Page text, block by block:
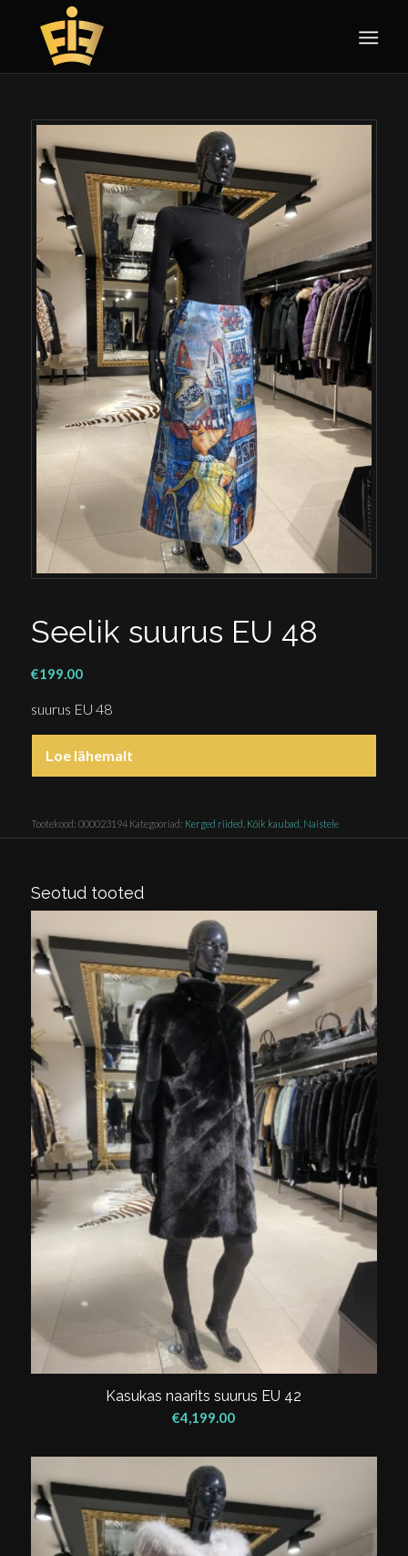
Seelik suurus EU 48
€199.00
suurus EU 48
Loe lähemalt
Tootekood: 000023194 Kategooriad: Kerged riided Kõik kaubad Naistele
Seotud tooted
Kasukas naarits suurus EU 42
€4,199.00